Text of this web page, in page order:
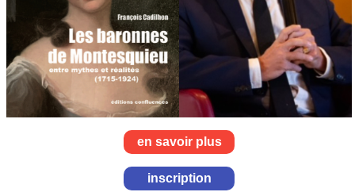
en savoir plus
inscription